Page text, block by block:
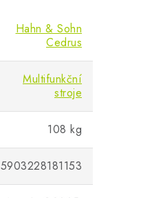
Hahn & Sohn
Cedrus
Multifunkční
stroje
108 kg
5903228181153